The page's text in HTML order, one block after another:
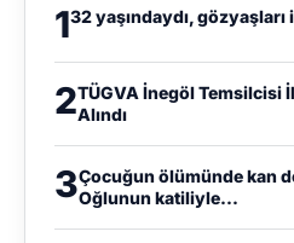
132 yaşındaydı,
2TÜGVA İnegöl Temsilcisi
Alındı
3Çocuğun ölümünde kan
Oğlunun katiliyle...